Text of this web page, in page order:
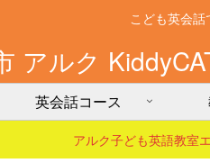
こども英会
アルク
英会話コース
アルク子ども英語教室